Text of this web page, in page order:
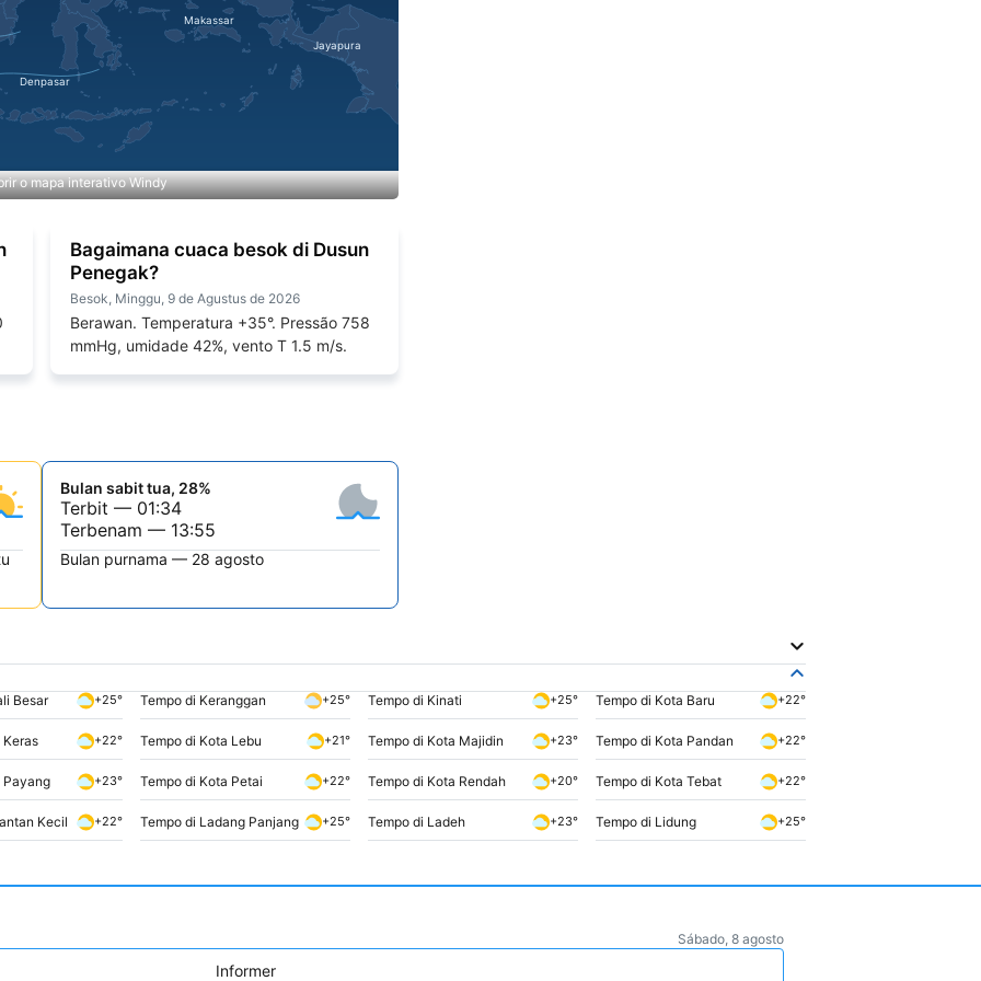
o mapa interativo Windy
Bagaimana cuaca besok di Dusun
Penegak?
Besok, Minggu, 9 de Agustus de 2026
Berawan. Temperatura +35°. Pressão 758
mmHg, umidade 42%, vento T 1.5 m/s.
Bulan sabit tua, 28%
Terbit — 01:34
Terbenam — 13:55
Bulan purnama — 28 agosto
Besar +25° Tempo di Keranggan +25° Tempo di Kinati +25° Tempo di Kota Baru +22°
Keras +22° Tempo di Kota Lebu +21° Tempo di Kota Majidin +23° Tempo di Kota Pandan +22°
Payang +23° Tempo di Kota Petai +22° Tempo di Kota Rendah +20° Tempo di Kota Tebat +22°
Kecil +22° Tempo di Ladang Panjang +25° Tempo di Ladeh +23° Tempo di Lidung +25°
Sábado, 8 agosto
Informer